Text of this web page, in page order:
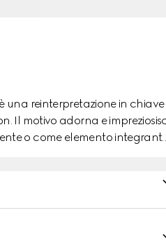
una reinterpretazione in chiave
Il motivo adorna e
o come elemento integrante